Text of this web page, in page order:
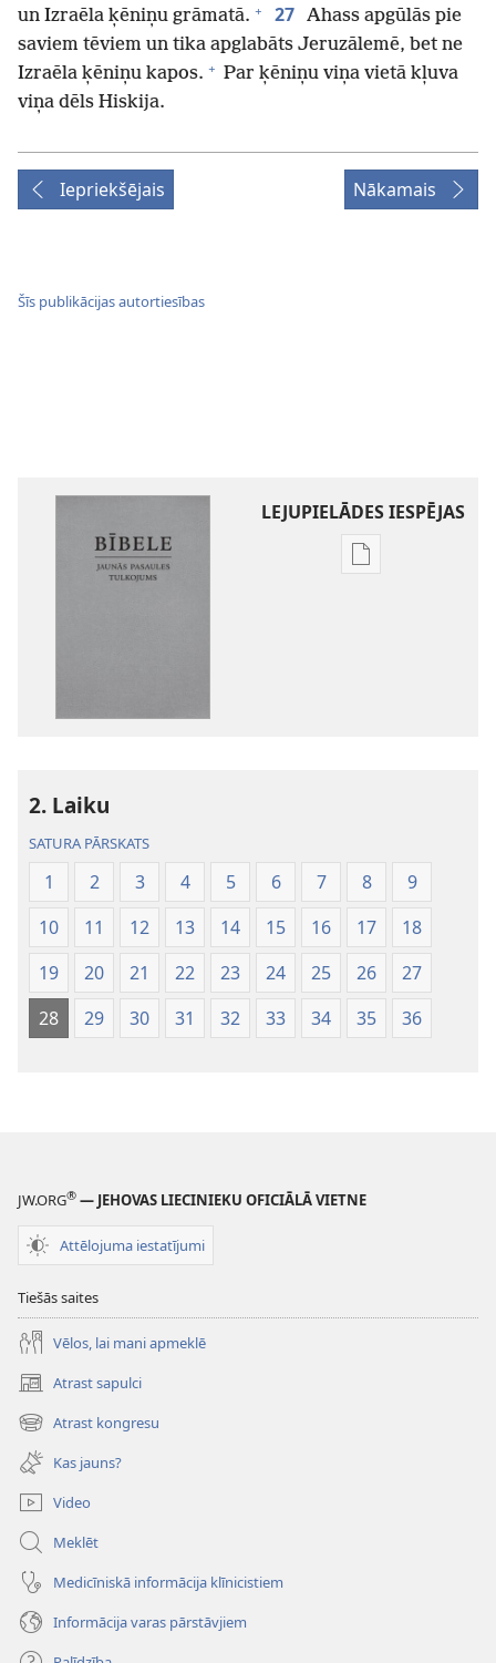
un Izraēla ķēniņu grāmatā. + 27 Ahass apgūlās pie
saviem tēviem un tika apglabāts Jeruzālemē, bet ne
Izraēla ķēniņu kapos. + Par ķēniņu viņa vietā kļuva
viņa dēls Hiskija.
Iepriekšējais Nākamais
Šīs publikācijas autortiesības
LEJUPIELĀDES IESPĒJAS
Publikāciju
2. Laiku
SATURA PĀRSKATS
1 2 3 4 5 6 7 8
9
10
11 12 13 14 15 16 17
18
19
20 21 22 23 24 25 26
27
28
29 30 31 32 33 34 35 36
JW.ORG® — JEHOVAS LIECINIEKU OFICIĀLĀ VIETNE
Attēlojuma iestatījumi
Tiešās saites
Vēlos, lai mani apmeklē
Atrast sapulci
(opens
new
window)
Atrast kongresu
(opens
new
window)
Kas jauns?
Video
Meklēt
Medicīniskā informācija klīnicistiem
Informācija varas pārstāvjiem